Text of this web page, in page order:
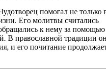
помогал не только
Его молитвы считались
к нему за
В православной традиции
и его почитание